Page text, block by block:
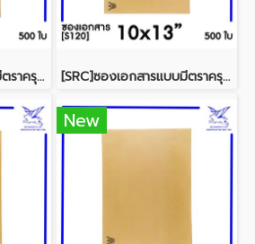
[SRC]ซองเอกสารแบบมีตราครุฑ 10x15"(S120) [SRC]ซองเอกสารแบบมีตราครุฑ 10x13"(S120)
New